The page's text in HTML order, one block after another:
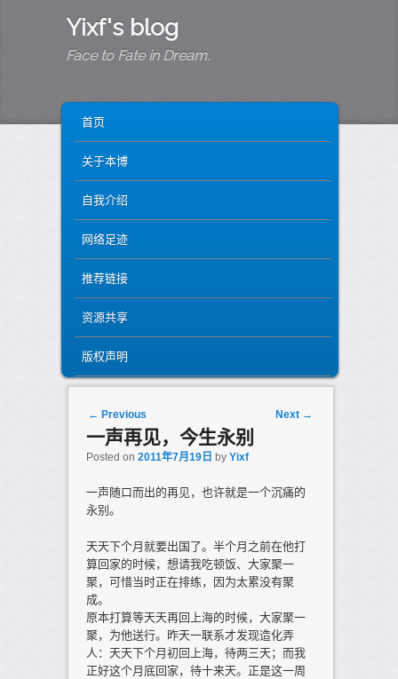
Yixf's blog
Face to Fate in Dream.
SKIP TO PRIMARY CONTENT
SKIP TO SECONDARY CONTENT
首页
关于本博
自我介绍
网络足迹
推荐链接
资源共享
版权声明
Post navigation
← Previous Next →
一声再见，今生永别
Posted on 2011年7月19日 by Yixf
一声随口而出的再见，也许就是一个沉痛的
永别。
天天下个月就要出国了。半个月之前在他打
算回家的时候，想请我吃顿饭、大家聚一
聚，可惜当时正在排练，因为太累没有聚
成。
原本打算等天天再回上海的时候，大家聚一
聚，为他送行。昨天一联系才发现造化弄
人：天天下个月初回上海，待两三天；而我
正好这个月底回家，待十来天。正是这一周